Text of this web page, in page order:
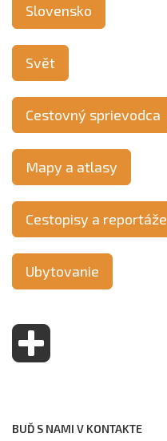
Slovensko
Svět
Cestovný sprievodca
Mapy a atlasy
Cestopisy a reportáže
Ubytovanie
BUĎ S NAMI V KONTAKTE